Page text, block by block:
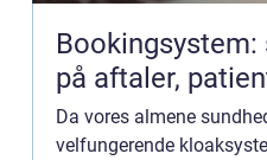
på aftaler,
Da vores almene
velfungerende